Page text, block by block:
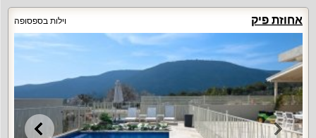
אחוזת פיק וילות בספסופה